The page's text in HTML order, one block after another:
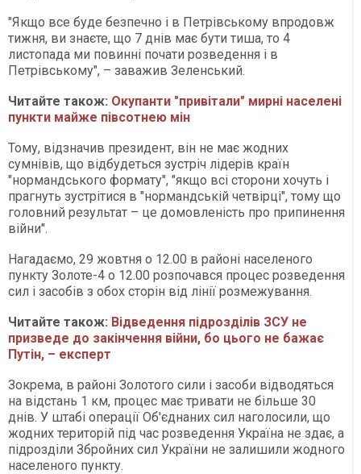
"Якщо все буде безпечно і в Петрівському впродовж
тижня, ви знаєте, що 7 днів має бути тиша, то 4
листопада ми повинні почати розведення і в
Петрівському", – заважив Зеленський.
Читайте також: Окупанти "привітали" мирні населені
пункти майже півсотнею мін
Тому, відзначив президент, він не має жодних
сумнівів, що відбудеться зустріч лідерів країн
"нормандського формату", "якщо всі сторони хочуть і
прагнуть зустрітися в "нормандській четвірці", тому що
головний результат – це домовленість про припинення
війни".
Нагадаємо, 29 жовтня о 12.00 в районі населеного
пункту Золоте-4 о 12.00 розпочався процес розведення
сил і засобів з обох сторін від лінії розмежування.
Читайте також: Відведення підрозділів ЗСУ не
призведе до закінчення війни, бо цього не бажає
Путін, – експерт
Зокрема, в районі Золотого сили і засоби відводяться
на відстань 1 км, процес має тривати не більше 30
днів. У штабі операції Об'єднаних сил наголосили, що
жодних територій під час розведення Україна не здає, а
підрозділи Збройних сил України не залишили жодного
населеного пункту.